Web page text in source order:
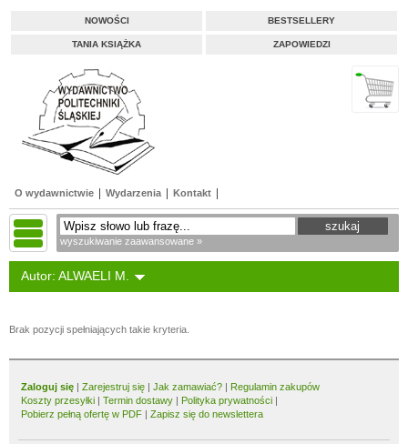
NOWOŚCI BESTSELLERY
TANIA KSIĄŻKA ZAPOWIEDZI
O wydawnictwie Wydarzenia Kontakt
wyszukiwanie zaawansowane »
Autor: ALWAELI M.
Brak pozycji spełniających takie kryteria.
Zaloguj się | Zarejestruj się | Jak zamawiać? | Regulamin zakupów
Koszty przesyłki | Termin dostawy | Polityka prywatności |
Pobierz pełną ofertę w PDF | Zapisz się do newslettera